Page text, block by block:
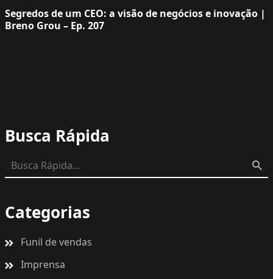
Segredos de um CEO: a visão de negócios e inovação |
Breno Grou – Ep. 207
Busca Rápida
Categorias
Funil de vendas
Imprensa